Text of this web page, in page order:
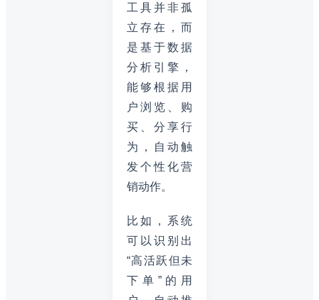
工具并非孤
立存在，而
是基于数据
分析引擎，
能够根据用
户浏览、购
买、分享行
为，自动触
发个性化营
销动作。
比如，系统
可以识别出
“高活跃但未
下单”的用